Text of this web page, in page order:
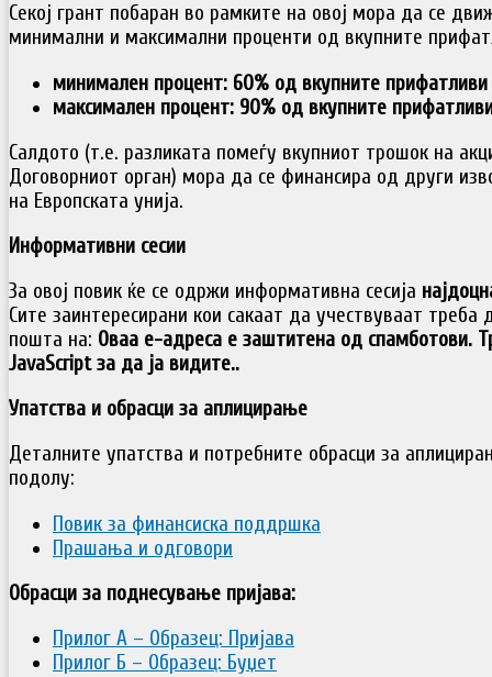
Секој грант побаран во рамките на овој мора да се
минимални и максимални проценти од вкупните
минимален процент: 60% од вкупните
максимален процент: 90% од вкупните
Салдото (т.е. разликата помеѓу вкупниот трошок на
Договорниот орган) мора да се финансира од други
на Европската унија.
Информативни сесии
За овој повик ќе се одржи информативна сесија
Сите заинтересирани кои сакаат да учествуваат треба
пошта на: Оваа е-адреса е заштитена од спамботови.
JavaScript за да ја видите..
Упатства и обрасци за аплицирање
Деталните упатства и потребните обрасци за
подолу:
Повик за финансиска поддршка
Прашања и одговори
Обрасци за поднесување пријава:
Прилог А – Образец: Пријава
Прилог Б – Образец: Буџет